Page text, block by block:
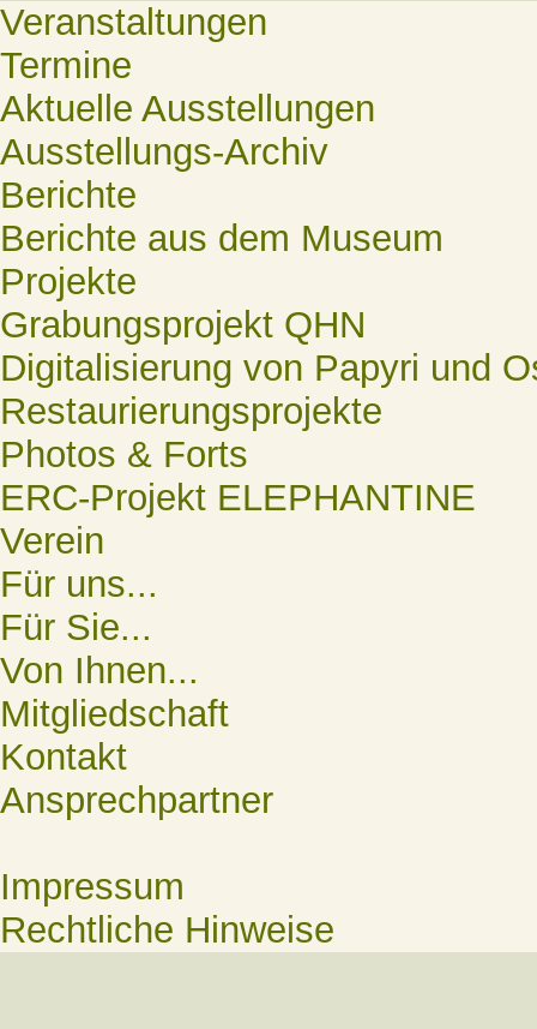
Veranstaltungen
Termine
Aktuelle Ausstellungen
Ausstellungs-Archiv
Berichte
Berichte aus dem Museum
Projekte
Grabungsprojekt QHN
Digitalisierung von Papyri und
Restaurierungsprojekte
Photos & Forts
ERC-Projekt ELEPHANTINE
Verein
Für uns...
Für Sie...
Von Ihnen...
Mitgliedschaft
Kontakt
Ansprechpartner
Impressum
Rechtliche Hinweise